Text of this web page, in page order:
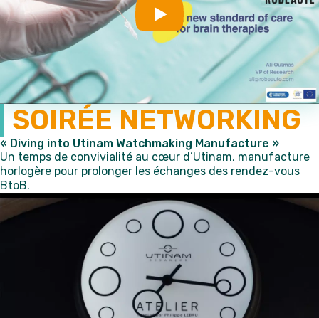
Play
SOIRÉE NETWORKING
« Diving into Utinam Watchmaking Manufacture »
Un temps de convivialité au cœur d’Utinam, manufacture
horlogère pour prolonger les échanges des rendez-vous
BtoB.